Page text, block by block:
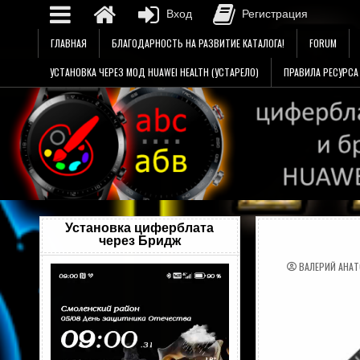
содержимому
ГЛАВНАЯ БЛАГОДАРНОСТЬ НА РАЗВИТИЕ КАТАЛОГА! FORUM
УСТАНОВКА ЧЕРЕЗ МОД HUAWEI HEALTH (УСТАРЕЛО) ПРАВИЛА РЕСУРСА
Установка циферблата
через Бридж
Видеоплеер
ВАЛЕРИЙ
Вход Регистрация